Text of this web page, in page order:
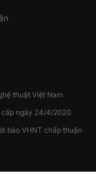
thuật Việt Nam
cấp ngày 24/4/2020
báo VHNT chấp thuận